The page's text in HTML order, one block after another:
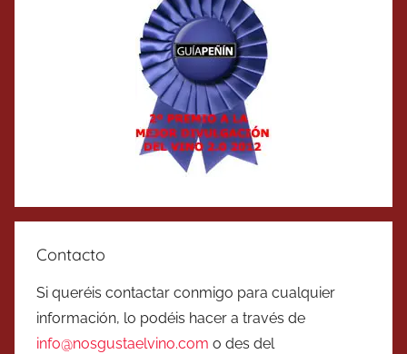
Contacto
Si queréis contactar conmigo para cualquier
información, lo podéis hacer a través de
info@nosgustaelvino.com o des del